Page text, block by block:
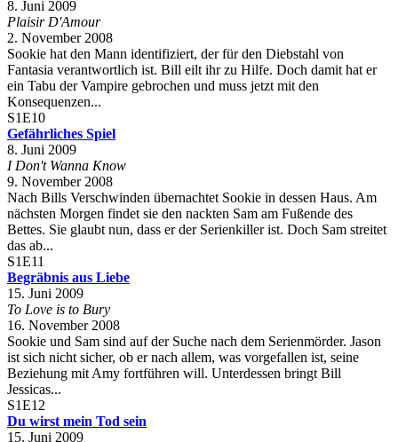
8. Juni 2009
Plaisir D'Amour
2. November 2008
Sookie hat den Mann identifiziert, der für den Diebstahl von
Fantasia verantwortlich ist. Bill eilt ihr zu Hilfe. Doch damit hat er
ein Tabu der Vampire gebrochen und muss jetzt mit den
Konsequenzen...
S1E10
Gefährliches Spiel
8. Juni 2009
I Don't Wanna Know
9. November 2008
Nach Bills Verschwinden übernachtet Sookie in dessen Haus. Am
nächsten Morgen findet sie den nackten Sam am Fußende des
Bettes. Sie glaubt nun, dass er der Serienkiller ist. Doch Sam streitet
das ab...
S1E11
Begräbnis aus Liebe
15. Juni 2009
To Love is to Bury
16. November 2008
Sookie und Sam sind auf der Suche nach dem Serienmörder. Jason
ist sich nicht sicher, ob er nach allem, was vorgefallen ist, seine
Beziehung mit Amy fortführen will. Unterdessen bringt Bill
Jessicas...
S1E12
Du wirst mein Tod sein
15. Juni 2009